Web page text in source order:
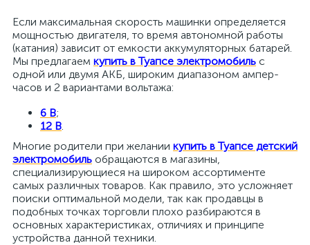
Если максимальная скорость машинки определяется
мощностью двигателя, то время автономной работы
(катания) зависит от емкости аккумуляторных батарей.
Мы предлагаем купить в Туапсе электромобиль с
одной или двумя АКБ, широким диапазоном ампер-
часов и 2 вариантами вольтажа:
6 В;
12 В.
Многие родители при желании купить в Туапсе детский
электромобиль обращаются в магазины,
специализирующиеся на широком ассортименте
самых различных товаров. Как правило, это усложняет
поиски оптимальной модели, так как продавцы в
подобных точках торговли плохо разбираются в
основных характеристиках, отличиях и принципе
устройства данной техники.